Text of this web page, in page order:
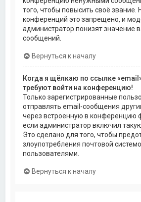
того, чтобы повысить своё звание.
конференций это запрещено, и
администратор понизят значение
сообщений.
Вернуться к началу
Когда я щёлкаю по ссылке
требуют войти на конференцию!
Только зарегистрированные
отправлять email-сообщения
через встроенную в конференцию
если администратор включил
Это сделано для того, чтобы
злоупотребления почтовой
пользователями.
Вернуться к началу